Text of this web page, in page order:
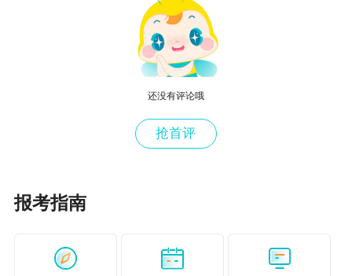
这种情况在今年发生改变，上期所向弥陀镇
投入300万元扶持资金，专门发展高杆油茶种植
项目。目前，弥陀镇的4个村都种上了大片高杆油
茶，总面积达600亩。
该项目采取资产收益扶贫形式，实行“村党组
织+龙头企业+基地+农户”的农业产业化经营模
红方式持续得到收益，预计户均年增收245元。
子生病致贫，如今在油茶基地务工。“我在基地每
还没有评论哦
抢首评
报考指南